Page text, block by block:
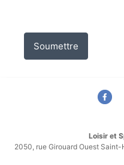
Soumettre
Loisir et
2050, rue Girouard Ouest